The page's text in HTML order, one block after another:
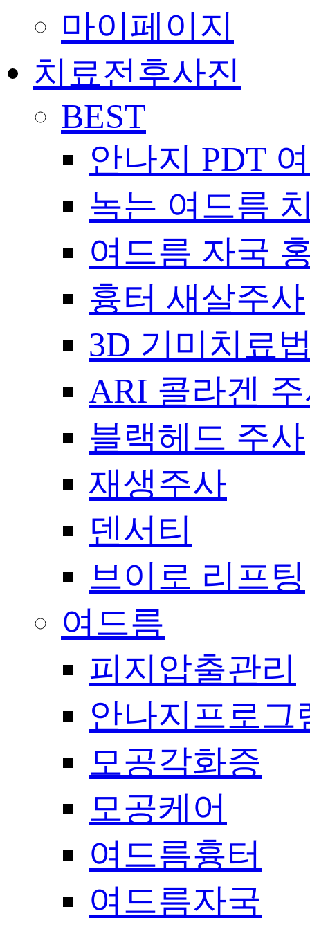
마이페이지
치료전후사진
BEST
안나지 PDT
녹는 여드름
여드름 자국
흉터 새살주사
3D 기미치료
ARI 콜라겐
블랙헤드 주사
재생주사
덴서티
브이로 리프팅
여드름
피지압출관리
안나지프로그
모공각화증
모공케어
여드름흉터
여드름자국